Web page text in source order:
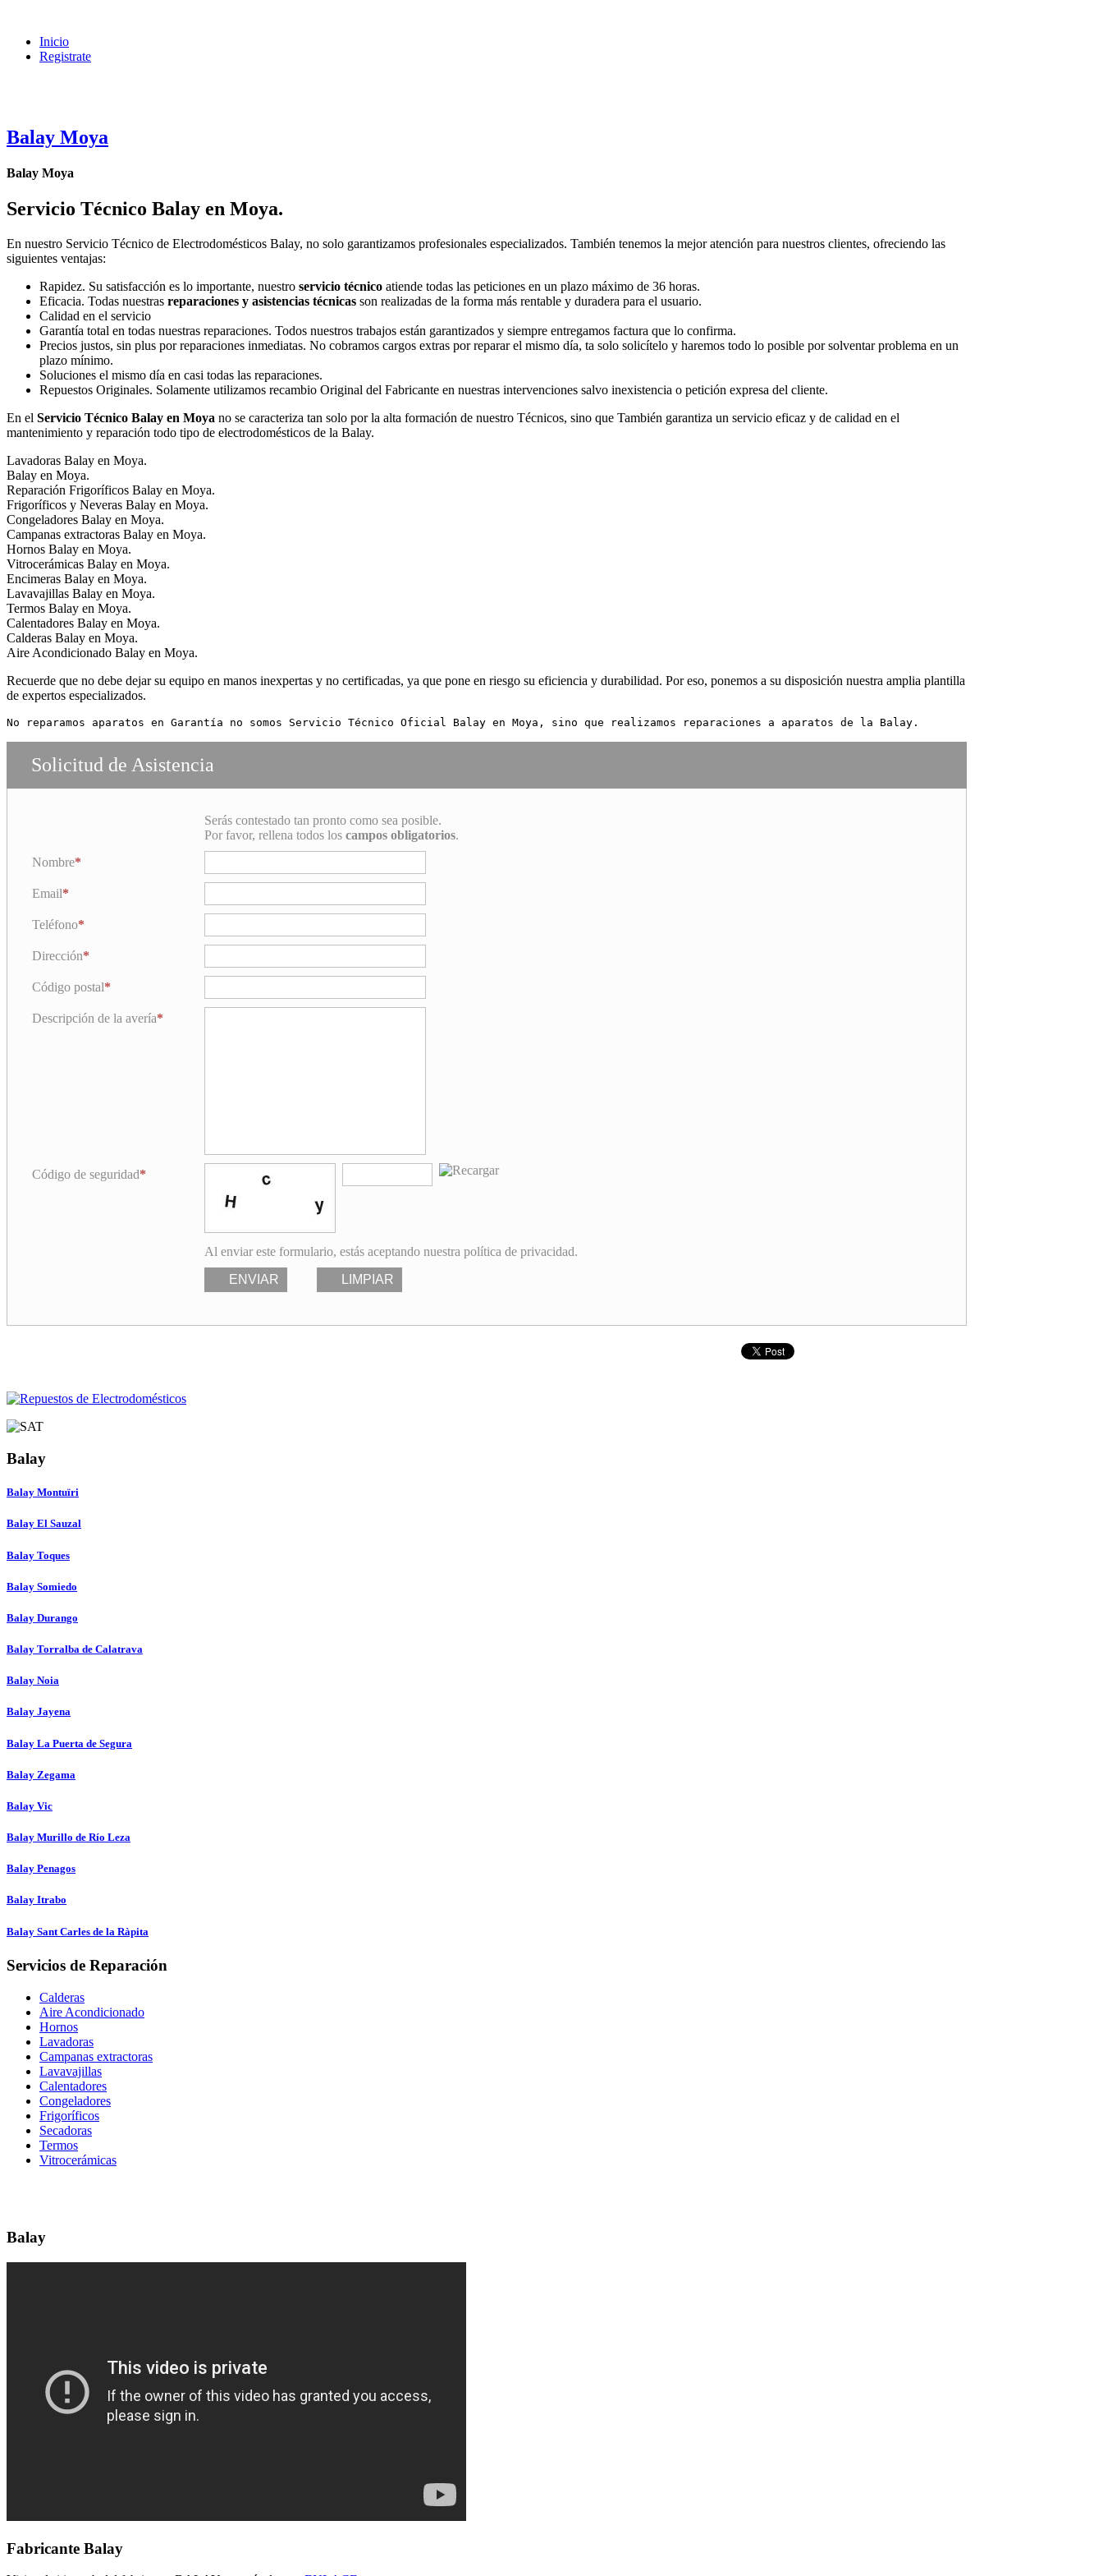
Inicio
Registrate
Balay Moya
Balay Moya
Servicio Técnico Balay en Moya.
En nuestro Servicio Técnico de Electrodomésticos Balay, no solo garantizamos profesionales especializados. También tenemos la mejor atención para nuestros clientes, ofreciendo las
siguientes ventajas:
Rapidez. Su satisfacción es lo importante, nuestro servicio técnico atiende todas las peticiones en un plazo máximo de 36 horas.
Eficacia. Todas nuestras reparaciones y asistencias técnicas son realizadas de la forma más rentable y duradera para el usuario.
Calidad en el servicio
Garantía total en todas nuestras reparaciones. Todos nuestros trabajos están garantizados y siempre entregamos factura que lo confirma.
Precios justos, sin plus por reparaciones inmediatas. No cobramos cargos extras por reparar el mismo día, ta solo solicítelo y haremos todo lo posible por solventar problema en un
plazo mínimo.
Soluciones el mismo día en casi todas las reparaciones.
Repuestos Originales. Solamente utilizamos recambio Original del Fabricante en nuestras intervenciones salvo inexistencia o petición expresa del cliente.
En el Servicio Técnico Balay en Moya no se caracteriza tan solo por la alta formación de nuestro Técnicos, sino que También garantiza un servicio eficaz y de calidad en el
mantenimiento y reparación todo tipo de electrodomésticos de la Balay.
Lavadoras Balay en Moya.
Balay en Moya.
Reparación Frigoríficos Balay en Moya.
Frigoríficos y Neveras Balay en Moya.
Congeladores Balay en Moya.
Campanas extractoras Balay en Moya.
Hornos Balay en Moya.
Vitrocerámicas Balay en Moya.
Encimeras Balay en Moya.
Lavavajillas Balay en Moya.
Termos Balay en Moya.
Calentadores Balay en Moya.
Calderas Balay en Moya.
Aire Acondicionado Balay en Moya.
Recuerde que no debe dejar su equipo en manos inexpertas y no certificadas, ya que pone en riesgo su eficiencia y durabilidad. Por eso, ponemos a su disposición nuestra amplia plantilla
de expertos especializados.
No reparamos aparatos en Garantía no somos Servicio Técnico Oficial Balay en Moya, sino que realizamos reparaciones a aparatos de la Balay.
Solicitud de Asistencia
Serás contestado tan pronto como sea posible.
Por favor, rellena todos los campos obligatorios.
Nombre
Email
Teléfono
Dirección
Código postal
Descripción de la avería
Código de seguridad
Al enviar este formulario, estás aceptando nuestra política de privacidad.
ENVIAR
LIMPIAR
Balay
Balay Montuïri
Balay El Sauzal
Balay Toques
Balay Somiedo
Balay Durango
Balay Torralba de Calatrava
Balay Noia
Balay Jayena
Balay La Puerta de Segura
Balay Zegama
Balay Vic
Balay Murillo de Río Leza
Balay Penagos
Balay Itrabo
Balay Sant Carles de la Ràpita
Servicios de Reparación
Calderas
Aire Acondicionado
Hornos
Lavadoras
Campanas extractoras
Lavavajillas
Calentadores
Congeladores
Frigoríficos
Secadoras
Termos
Vitrocerámicas
Balay
Fabricante Balay